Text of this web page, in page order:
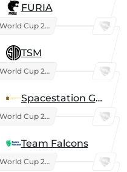
FURIA
Esports World Cup 2026
TSM
Esports World Cup 2026
Spacestation Gaming
Esports World Cup 2026
Team Falcons
Esports World Cup 2026